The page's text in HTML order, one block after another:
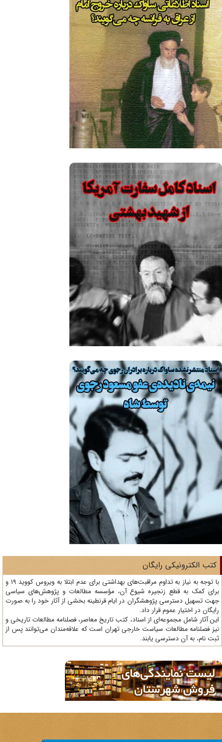
الکترونیکی رایگان
با توجه به نیاز به تداوم مراقبت‌های بهداشتی برای عدم ابتلا به ویروس کووید 19 و
کمک به قطع زنجیره شیوع آن، مؤسسه مطالعات و پژوهش‌های سیاسی
تسهیل دسترسی پژوهشگران در ایام قرنطینه بخشی از آثار خود را به صورت
در اختیار عموم قرار داد.
آثار شامل مجموعه‌ای از اسناد، کتب تاریخ معاصر، فصلنامه‌ مطالعات تاریخی و
فصلنامه مطالعات سیاست خارجی تهران است که علاقه‌مندان می‌توانند پس از
نام، به آن دسترسی یابند.